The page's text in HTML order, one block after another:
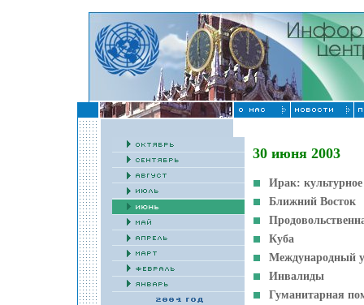
30 июня 2003
Ирак: культурное
Ближний Восток
Куба
Международный
Инвалиды
Гуманитарная